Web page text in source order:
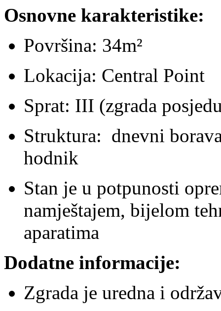
Osnovne karakteristike:
Površina: 34m²
Lokacija: Central Point
Sprat: III (zgrada
Struktura: dnevni
hodnik
Stan je u potpunosti
namještajem, bijelom
aparatima
Dodatne informacije:
Zgrada je uredna i